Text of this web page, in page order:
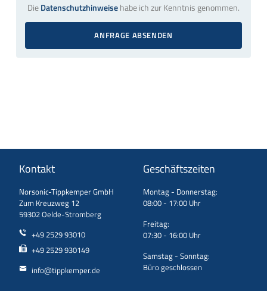
DieDatenschutzhinweisehabe ich zur Kenntnis genommen.
ANFRAGE ABSENDEN
Kontakt
Norsonic-Tippkemper GmbH
Zum Kreuzweg 12
59302 Oelde-Stromberg
+49 2529 93010
+49 2529 930149
info@tippkemper.de
Geschäftszeiten
Montag - Donnerstag:
08:00 - 17:00 Uhr
Freitag:
07:30 - 16:00 Uhr
Samstag - Sonntag:
Büro geschlossen